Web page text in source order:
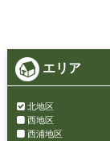
エリア
北地区
西地区
西浦地区